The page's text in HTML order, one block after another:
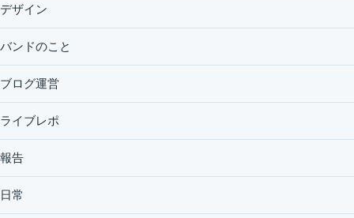
デザイン
バンドのこと
ブログ運営
ライブレポ
報告
日常